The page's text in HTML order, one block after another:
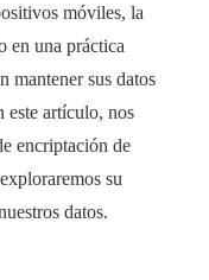
móviles, la
en una práctica
mantener sus datos
este artículo, nos
encriptación de
su
datos.